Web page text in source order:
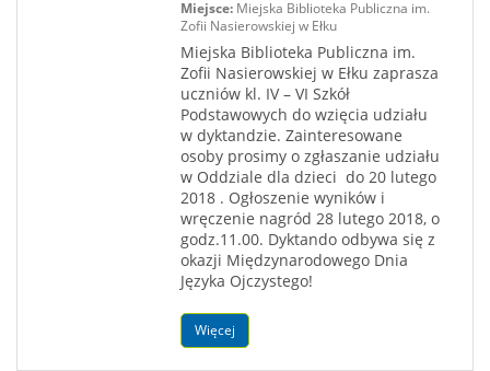
Miejsce:Miejska Biblioteka Publiczna im.
Zofii Nasierowskiej w Ełku
Miejska Biblioteka Publiczna im.
Zofii Nasierowskiej w Ełku zaprasza
uczniów kl. IV – VI Szkół
Podstawowych do wzięcia udziału
w dyktandzie. Zainteresowane
osoby prosimy o zgłaszanie udziału
w Oddziale dla dzieci do 20 lutego
2018 . Ogłoszenie wyników i
wręczenie nagród 28 lutego 2018, o
godz.11.00. Dyktando odbywa się z
okazji Międzynarodowego Dnia
Języka Ojczystego!
Więcej